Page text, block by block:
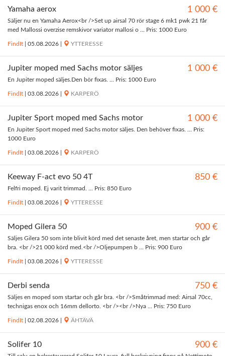
Yamaha aerox 1 000 €
Säljer nu en Yamaha Aerox<br />Set up airsal 70 rör stage 6 mk1 pwk 21 får
med Mallossi overzise remskivor variator mallosi o ... Pris: 1000 Euro
FindIt 05.08.2026 YTTERESSE
Jupiter moped med Sachs motor säljes 1 000 €
En Jupiter moped säljes.Den bör fixas. ... Pris: 1000 Euro
FindIt 03.08.2026 KARPERÖ
Jupiter Sport moped med Sachs motor 1 000 €
En Jupiter Sport moped med Sachs motor säljes. Den behöver fixas. ... Pris:
1000 Euro
FindIt 03.08.2026 KARPERÖ
Keeway F-act evo 50 4T 850 €
Felfri moped. Ej varit trimmad. ... Pris: 850 Euro
FindIt 03.08.2026 YTTERESSE
Moped Gilera 50 900 €
Säljes Gilera 50 som inte blivit körd med det senaste året, men startar och går
bra. <br />21 000 körd med.<br />Oljepumpen b ... Pris: 900 Euro
FindIt 03.08.2026 YTTERESSE
Derbi senda 750 €
Säljes en moped som startar och går bra. <br />Småtrimmad med: Airsal 70cc,
technigas enox och 16mm dellorto. <br /><br />Nya ... Pris: 750 Euro
FindIt 02.08.2026 ÄHTÄVÄ
Solifer 10 900 €